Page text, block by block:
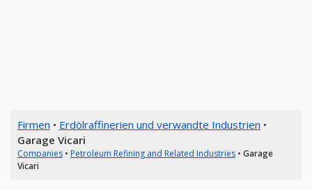
Firmen • Erdölraffinerien und verwandte Industrien •
Garage Vicari
Companies• Petroleum Refining and Related Industries• Garage
Vicari